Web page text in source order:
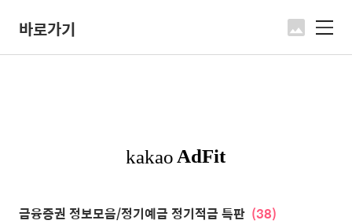
바로가기 메
금융증권 정보모음/정기예금 정기적금 특판 (38)